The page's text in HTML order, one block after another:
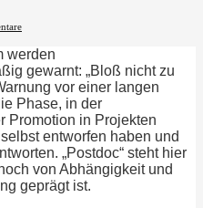
werden
gewarnt: „Bloß nicht zu
vor einer langen
Phase, in der
Promotion in Projekten
entworfen haben und
„Postdoc“ steht hier
von Abhängigkeit und
geprägt ist.